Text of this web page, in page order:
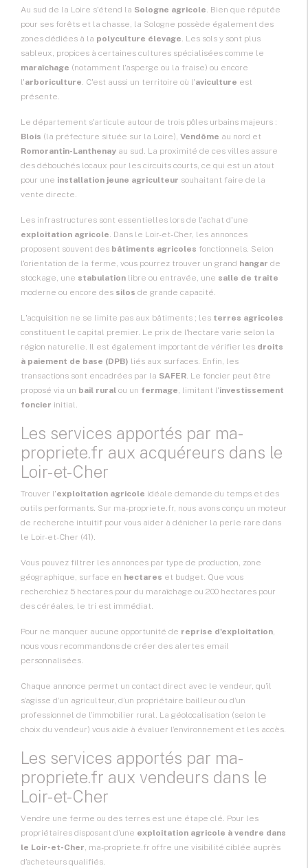
Au sud de la Loire s'étend la Sologne agricole. Bien que réputée
pour ses forêts et la chasse, la Sologne possède également des
zones dédiées à la polyculture élevage. Les sols y sont plus
sableux, propices à certaines cultures spécialisées comme le
maraîchage (notamment l'asperge ou la fraise) ou encore
l'arboriculture. C'est aussi un territoire où l'aviculture est
présente.
Le département s'articule autour de trois pôles urbains majeurs :
Blois (la préfecture située sur la Loire), Vendôme au nord et
Romorantin-Lanthenay au sud. La proximité de ces villes assure
des débouchés locaux pour les circuits courts, ce qui est un atout
pour une installation jeune agriculteur souhaitant faire de la
vente directe.
Les infrastructures sont essentielles lors de l'achat d'une
exploitation agricole. Dans le Loir-et-Cher, les annonces
proposent souvent des bâtiments agricoles fonctionnels. Selon
l'orientation de la ferme, vous pourrez trouver un grand hangar de
stockage, une stabulation libre ou entravée, une salle de traite
moderne ou encore des silos de grande capacité.
L'acquisition ne se limite pas aux bâtiments ; les terres agricoles
constituent le capital premier. Le prix de l'hectare varie selon la
région naturelle. Il est également important de vérifier les droits
à paiement de base (DPB) liés aux surfaces. Enfin, les
transactions sont encadrées par la SAFER. Le foncier peut être
proposé via un bail rural ou un fermage, limitant l'investissement
foncier initial.
Les services apportés par ma-
propriete.fr aux acquéreurs dans le
Loir-et-Cher
Trouver l'exploitation agricole idéale demande du temps et des
outils performants. Sur ma-propriete.fr, nous avons conçu un moteur
de recherche intuitif pour vous aider à dénicher la perle rare dans
le Loir-et-Cher (41).
Vous pouvez filtrer les annonces par type de production, zone
géographique, surface en hectares et budget. Que vous
recherchiez 5 hectares pour du maraîchage ou 200 hectares pour
des céréales, le tri est immédiat.
Pour ne manquer aucune opportunité de reprise d'exploitation,
nous vous recommandons de créer des alertes email
personnalisées.
Chaque annonce permet un contact direct avec le vendeur, qu’il
s’agisse d’un agriculteur, d’un propriétaire bailleur ou d’un
professionnel de l’immobilier rural. La géolocalisation (selon le
choix du vendeur) vous aide à évaluer l’environnement et les accès.
Les services apportés par ma-
propriete.fr aux vendeurs dans le
Loir-et-Cher
Vendre une ferme ou des terres est une étape clé. Pour les
propriétaires disposant d’une exploitation agricole à vendre dans
le Loir-et-Cher, ma-propriete.fr offre une visibilité ciblée auprès
d’acheteurs qualifiés.